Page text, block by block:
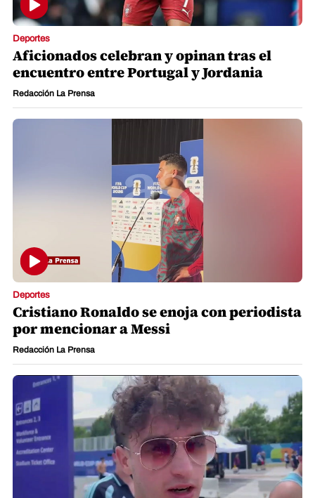
Deportes
Aficionados celebran y opinan tras el
encuentro entre Portugal y Jordania
Redacción La Prensa
Deportes
Cristiano Ronaldo se enoja con periodista
por mencionar a Messi
Redacción La Prensa